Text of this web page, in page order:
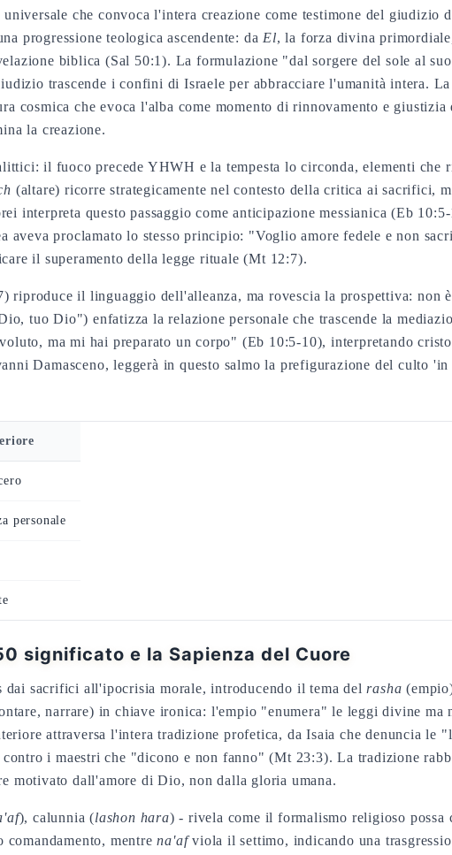
che convoca l'intera creazione come testimone del
progressione teologica ascendente: da El, la forza divina
biblica (Sal 50:1). La formulazione "dal sorgere del sole al
trascende i confini di Israele per abbracciare l'umanità intera.
cosmica che evoca l'alba come momento di rinnovamento e
la creazione.
il fuoco precede YHWH e la tempesta lo circonda, elementi che
(altare) ricorre strategicamente nel contesto della critica ai sacrifici,
interpreta questo passaggio come anticipazione messianica (Eb
aveva proclamato lo stesso principio: "Voglio amore fedele e non
il superamento della legge rituale (Mt 12:7).
il linguaggio dell'alleanza, ma rovescia la prospettiva: non
tuo Dio") enfatizza la relazione personale che trascende la
ma mi hai preparato un corpo" (Eb 10:5-10), interpretando
Damasceno, leggerà in questo salmo la prefigurazione del culto
personale
significato e la Sapienza del Cuore
dai sacrifici all'ipocrisia morale, introducendo il tema del rasha
narrare) in chiave ironica: l'empio "enumera" le leggi divine ma
attraversa l'intera tradizione profetica, da Isaia che denuncia le
i maestri che "dicono e non fanno" (Mt 23:3). La tradizione
motivato dall'amore di Dio, non dalla gloria umana.
), calunnia (lashon hara) - rivela come il formalismo religioso
comandamento, mentrena'afviola il settimo, indicando una